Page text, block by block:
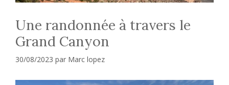
Une randonnée à travers le
Grand Canyon
30/08/2023 par Marc lopez